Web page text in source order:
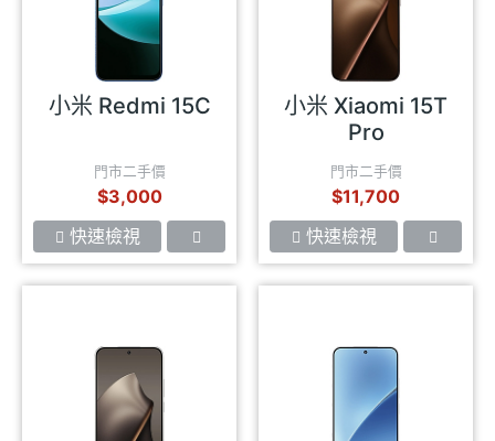
小米 Redmi 15C
門市二手價
$3,000
快速檢視
小米 Xiaomi 15T
Pro
門市二手價
$11,700
快速檢視